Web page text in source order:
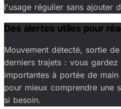
l'usage régulier sans ajouter
Des alertes utiles pour
Mouvement détecté, sortie
derniers trajets : vous
importantes à portée de
pour mieux comprendre une
si besoin.